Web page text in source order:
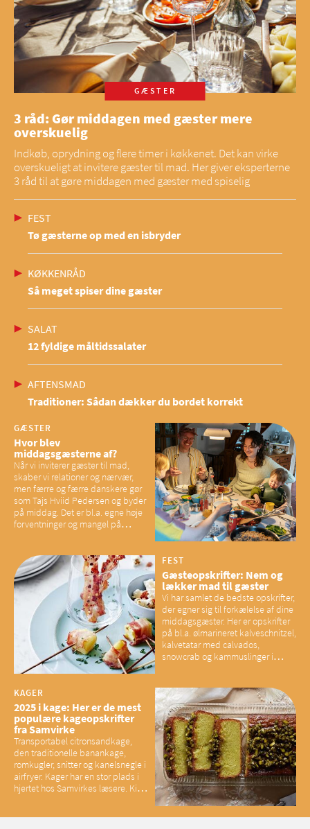
GÆSTER
3 råd: Gør middagen med gæster mere
overskuelig
Indkøb, oprydning og flere timer i køkkenet. Det kan virke
overskueligt at invitere gæster til mad. Her giver eksperterne
3 råd til at gøre middagen med gæster med spiselig
FEST
Tø gæsterne op med en isbryder
KØKKENRÅD
Så meget spiser dine gæster
SALAT
12 fyldige måltidssalater
AFTENSMAD
Traditioner: Sådan dækker du bordet korrekt
GÆSTER
Hvor blev
middagsgæsterne af?
Når vi inviterer gæster til mad,
skaber vi relationer og nærvær,
men færre og færre danskere gør
som Tajs Hviid Pedersen og byder
på middag. Det er bl.a. egne høje
forventninger og mangel på
have konsekvenser for vores
sociale fællesskaber
FEST
Gæsteopskrifter: Nem og
lækker mad til gæster
Vi har samlet de bedste opskrifter,
der egner sig til forkælelse af dine
middagsgæster. Her er opskrifter
på bl.a. ølmarineret kalveschnitzel,
kalvetatar med calvados,
snowcrab og kammuslinger i
KAGER
2025 i kage: Her er de mest
populære kageopskrifter
fra Samvirke
Transportabel citronsandkage,
den traditionelle banankage,
romkugler, snitter og kanelsnegle i
airfryer. Kager har en stor plads i
hjertet hos Samvirkes læsere. Kig